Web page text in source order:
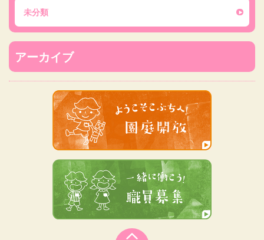
未分類
アーカイブ